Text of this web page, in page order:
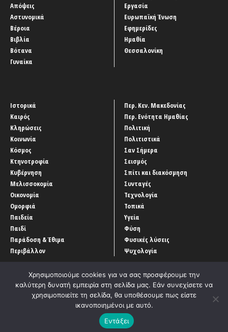
Απόψεις
Αστυνομικά
Βέροια
Βιβλία
Βότανα
Γυναίκα
Εργασία
Ευρωπαϊκή Ένωση
Εφημερίδες
Ημαθία
Θεσσαλονίκη
Ιστορικά
Καιρός
Κληρώσεις
Κοινωνία
Κόσμος
Κτηνοτροφία
Κυβέρνηση
Μελισσοκομία
Οικονομία
Ομορφιά
Παιδεία
Παιδί
Παράδοση & Έθιμα
Περιβάλλον
Περ. Κεν. Μακεδονίας
Περ. Ενότητα Ημαθίας
Πολιτική
Πολιτιστικά
Σαν Σήμερα
Σεισμός
Σπίτι και διακόσμηση
Συνταγές
Τεχνολογία
Τοπικά
Υγεία
Φύση
Φυσικές λύσεις
Ψυχολογία
‘Οροι χρήσης Αρχείο Άρθρων
Entercom Technologies
Χρησιμοποιούμε cookies για να σας προσφέρουμε την
καλύτερη δυνατή εμπειρία στη σελίδα μας. Εάν συνεχίσετε να
χρησιμοποιείτε τη σελίδα, θα υποθέσουμε πως είστε
ικανοποιημένοι με αυτό.
Εντάξει